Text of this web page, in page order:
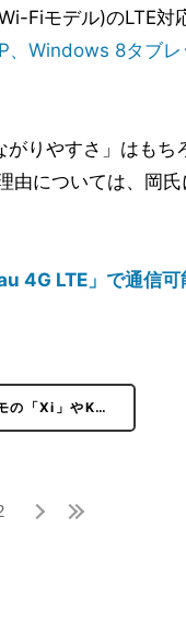
Fiモデル)のLTE対
、Windows 8タブ
りやすさ」はもち
由については、岡
4G LTE」で通信
の「Xi」やK…